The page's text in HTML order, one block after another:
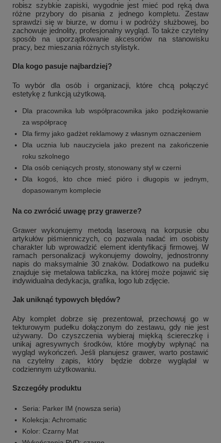
robisz szybkie zapiski, wygodnie jest mieć pod ręką dwa
różne przybory do pisania z jednego kompletu. Zestaw
sprawdzi się w biurze, w domu i w podróży służbowej, bo
zachowuje jednolity, profesjonalny wygląd. To także czytelny
sposób na uporządkowanie akcesoriów na stanowisku
pracy, bez mieszania różnych stylistyk.
Dla kogo pasuje najbardziej?
To wybór dla osób i organizacji, które chcą połączyć
estetykę z funkcją użytkową.
Dla pracownika lub współpracownika jako podziękowanie
za współpracę
Dla firmy jako gadżet reklamowy z własnym oznaczeniem
Dla ucznia lub nauczyciela jako prezent na zakończenie
roku szkolnego
Dla osób ceniących prosty, stonowany styl w czerni
Dla kogoś, kto chce mieć pióro i długopis w jednym,
dopasowanym komplecie
Na co zwrócić uwagę przy grawerze?
Grawer wykonujemy metodą laserową na korpusie obu
artykułów piśmienniczych, co pozwala nadać im osobisty
charakter lub wprowadzić element identyfikacji firmowej. W
ramach personalizacji wykonujemy dowolny, jednostronny
napis do maksymalnie 30 znaków. Dodatkowo na pudełku
znajduje się metalowa tabliczka, na której może pojawić się
indywidualna dedykacja, grafika, logo lub zdjęcie.
Jak uniknąć typowych błędów?
Aby komplet dobrze się prezentował, przechowuj go w
tekturowym pudełku dołączonym do zestawu, gdy nie jest
używany. Do czyszczenia wybieraj miękką ściereczkę i
unikaj agresywnych środków, które mogłyby wpłynąć na
wygląd wykończeń. Jeśli planujesz grawer, warto postawić
na czytelny zapis, który będzie dobrze wyglądał w
codziennym użytkowaniu.
Szczegóły produktu
Seria: Parker IM (nowsza seria)
Kolekcja: Achromatic
Kolor: Czarny Mat